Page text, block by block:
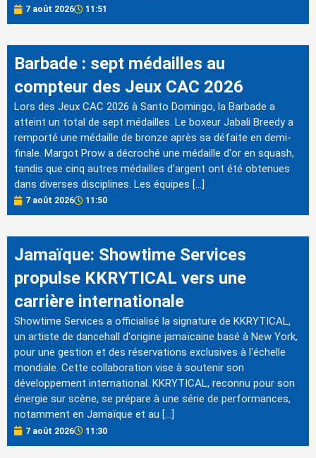
7 août 2026 11:51
Barbade : sept médailles au
compteur des Jeux CAC 2026
Lors des Jeux CAC 2026 à Santo Domingo, la Barbade a
atteint un total de sept médailles. Le boxeur Jabali Breedy a
remporté une médaille de bronze après sa défaite en demi-
finale. Margot Prow a décroché une médaille d'or en squash,
tandis que cinq autres médailles d'argent ont été obtenues
dans diverses disciplines. Les équipes […]
7 août 2026 11:50
Jamaïque: Showtime Services
propulse KKRYTICAL vers une
carrière internationale
Showtime Services a officialisé la signature de KKRYTICAL,
un artiste de dancehall d'origine jamaïcaine basé à New York,
pour une gestion et des réservations exclusives à l'échelle
mondiale. Cette collaboration vise à soutenir son
développement international. KKRYTICAL, reconnu pour son
énergie sur scène, se prépare à une série de performances,
notamment en Jamaïque et au […]
7 août 2026 11:30